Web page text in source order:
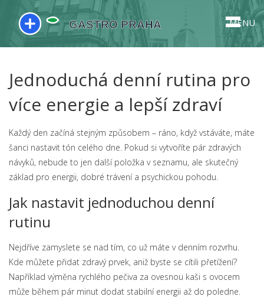
MENU
Jednoduchá denní rutina pro
více energie a lepší zdraví
Každý den začíná stejným způsobem – ráno, když vstáváte, máte
šanci nastavit tón celého dne. Pokud si vytvoříte pár zdravých
návyků, nebude to jen další položka v seznamu, ale skutečný
základ pro energii, dobré trávení a psychickou pohodu.
Jak nastavit jednoduchou denní
rutinu
Nejdříve zamyslete se nad tím, co už máte v denním rozvrhu.
Kde můžete přidat zdravý prvek, aniž byste se cítili přetížení?
Například výměna rychlého pečiva za ovesnou kaši s ovocem
může během pár minut dodat stabilní energii až do poledne.